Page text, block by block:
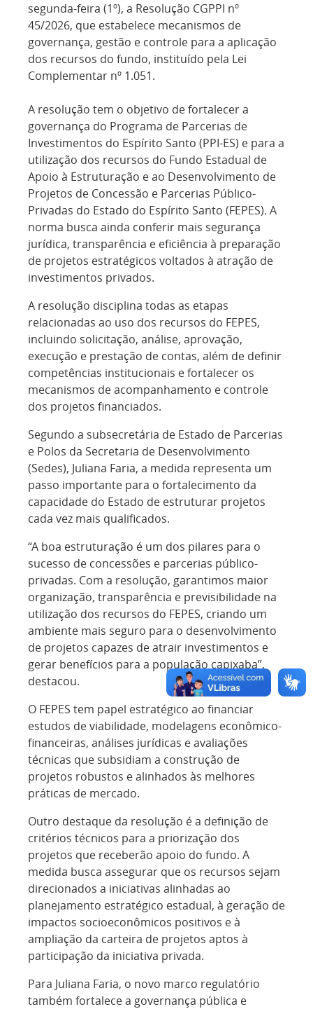
segunda-feira (1º), a Resolução CGPPI nº
45/2026, que estabelece mecanismos de
governança, gestão e controle para a aplicação
dos recursos do fundo, instituído pela Lei
Complementar nº 1.051.
A resolução tem o objetivo de fortalecer a
governança do Programa de Parcerias de
Investimentos do Espírito Santo (PPI-ES) e para a
utilização dos recursos do Fundo Estadual de
Apoio à Estruturação e ao Desenvolvimento de
Projetos de Concessão e Parcerias Público-
Privadas do Estado do Espírito Santo (FEPES). A
norma busca ainda conferir mais segurança
jurídica, transparência e eficiência à preparação
de projetos estratégicos voltados à atração de
investimentos privados.
A resolução disciplina todas as etapas
relacionadas ao uso dos recursos do FEPES,
incluindo solicitação, análise, aprovação,
execução e prestação de contas, além de definir
competências institucionais e fortalecer os
mecanismos de acompanhamento e controle
dos projetos financiados.
Segundo a subsecretária de Estado de Parcerias
e Polos da Secretaria de Desenvolvimento
(Sedes), Juliana Faria, a medida representa um
passo importante para o fortalecimento da
capacidade do Estado de estruturar projetos
cada vez mais qualificados.
“A boa estruturação é um dos pilares para o
sucesso de concessões e parcerias público-
privadas. Com a resolução, garantimos maior
organização, transparência e previsibilidade na
utilização dos recursos do FEPES, criando um
ambiente mais seguro para o desenvolvimento
de projetos capazes de atrair investimentos e
gerar benefícios para a população capixaba”,
destacou.
O FEPES tem papel estratégico ao financiar
estudos de viabilidade, modelagens econômico-
financeiras, análises jurídicas e avaliações
técnicas que subsidiam a construção de
projetos robustos e alinhados às melhores
práticas de mercado.
Outro destaque da resolução é a definição de
critérios técnicos para a priorização dos
projetos que receberão apoio do fundo. A
medida busca assegurar que os recursos sejam
direcionados a iniciativas alinhadas ao
planejamento estratégico estadual, à geração de
impactos socioeconômicos positivos e à
ampliação da carteira de projetos aptos à
participação da iniciativa privada.
Para Juliana Faria, o novo marco regulatório
também fortalece a governança pública e